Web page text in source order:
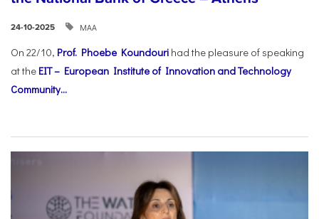
24-10-2025 ΜΑΑ
On 22/10, Prof. Phoebe Koundouri had the pleasure of speaking
at the EIT – European Institute of Innovation and Technology
Community...